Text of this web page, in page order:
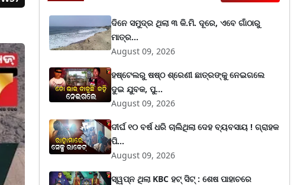
ଦିନେ ସମୁଦ୍ର ଥିଲା ୩ କି.ମି. ଦୂରେ, ଏବେ ଗାଁଠାରୁ
ମାତ୍ର...
August 09, 2026
ହଷ୍ଟେଲରୁ ଷଷ୍ଠ ଶ୍ରେଣୀ ଛାତ୍ରଙ୍କୁ ନେଇଗଲେ
ଦୁଇ ଯୁବକ, ପୁ...
August 09, 2026
ଦୀର୍ଘ ୧୦ ବର୍ଷ ଧରି ଚାଲିଥିଲା ଦେହ ବ୍ୟବସାୟ ! ଗ୍ରାହକ
ପି...
August 09, 2026
ସ୍ୱପ୍ନ ଥିଲା KBC ହଟ୍ ସିଟ୍ : ଶେଷ ପାହାଚରେ